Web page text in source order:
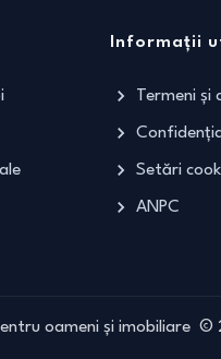
Informații
Termeni și
Setări
ANPC
oameni și imobiliare©